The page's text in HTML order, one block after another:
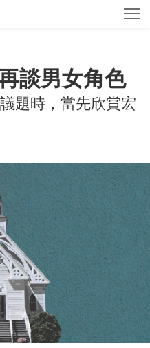
談男女角色
題時，當先欣賞宏